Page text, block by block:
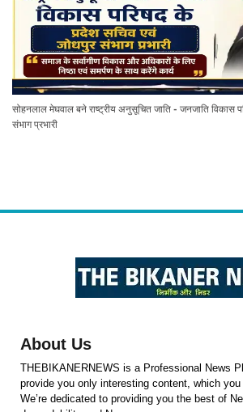
सोहनलाल मेघवाल बने राष्ट्रीय अनुसूचित जाति - जनजाति विकास
संभाग प्रभारी
About Us
THEBIKANERNEWS is a Professional News
provide you only interesting content, which
We’re dedicated to providing you the best of